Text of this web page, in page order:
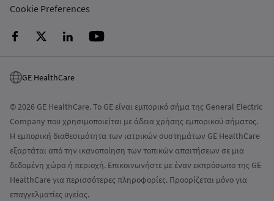
Cookie Preferences
GE HealthCare
© 2026 GE HealthCare. Το GE είναι εμπορικό σήμα της General Electric
Company που χρησιμοποιείται με άδεια χρήσης εμπορικού σήματος.
Η εμπορική διαθεσιμότητα των ιατρικών συστημάτων GE HealthCare
εξαρτάται από την ικανοποίηση των τοπικών απαιτήσεων σε μια
δεδομένη χώρα ή περιοχή. Επικοινωνήστε με έναν εκπρόσωπο της GE
HealthCare για περισσότερες πληροφορίες. Προορίζεται μόνο για
επαγγελματίες υγείας.